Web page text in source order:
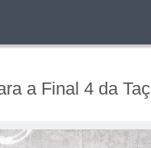
a Final 4 da